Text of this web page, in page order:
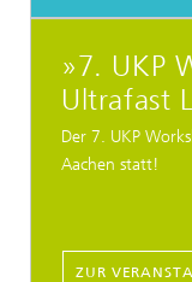
»7. UKP
Ultrafast
Der 7. UKP
Aachen statt!
ZUR